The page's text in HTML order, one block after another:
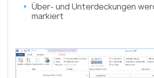
Über- und Unterdeckungen
markiert